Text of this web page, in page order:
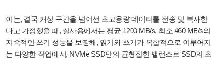
이는, 결국 캐싱 구간을 넘어선 초고용량 데이터를 전송 및 복사한
다고 가정했을 때, 실사용에서는 평균 1200 MB/s, 최소 460 MB/s의
지속적인 쓰기 성능을 보장해, 읽기와 쓰기가 복합적으로 이루어지
는 다양한 작업에서, NVMe SSD만의 균형잡힌 밸런스로 SSD의 초